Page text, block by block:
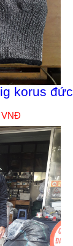
korus đức
VNĐ